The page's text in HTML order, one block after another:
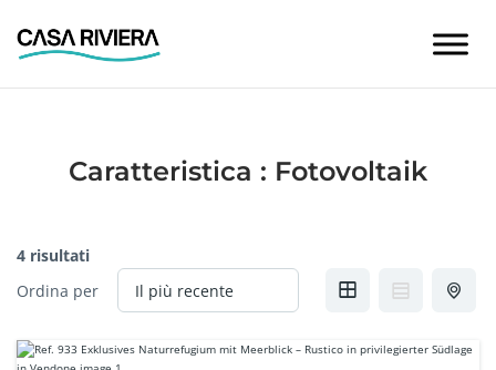
Caratteristica : Fotovoltaik
4 risultati
Ordina per